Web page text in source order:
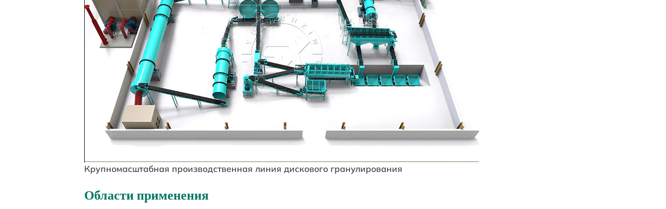
Крупномасштабная производственная линия дискового гранулирования
Области применения